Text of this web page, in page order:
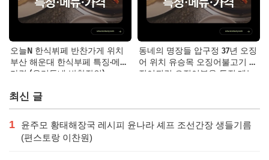
오늘N 한식뷔페 반찬가게 위치
부산 해운대 한식부페 특징·메뉴·
가격 (우리동네 반찬장인)
동네의 명장들 압구정 37년 오징
어 위치 유승목 오징어불고기 오
징어튀김 오징어볶음 특징·메뉴·
최신 글
1
윤주모 황태해장국 레시피 윤나라 셰프 조선간장 생들기름
(편스토랑 이찬원)